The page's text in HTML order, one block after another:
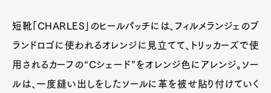
短靴「CHARLES」のヒールパッチには、フィルメランジェのブ
ランドロゴに使われるオレンジに見立てて、トリッカーズで使
用されるカーフの“Cシェード”をオレンジ色にアレンジ。ソー
ルは、一度縫い出しをしたソールに革を被せ貼り付けていく